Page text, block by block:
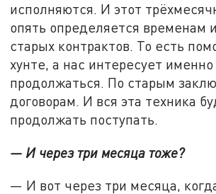
исполняются. И этот
опять определяется временам
старых контрактов. То есть
хунте, а нас интересует
продолжаться. По старым
договорам. И вся эта техника
продолжать поступать.
— И через три месяца тоже?
— И вот через три месяца,